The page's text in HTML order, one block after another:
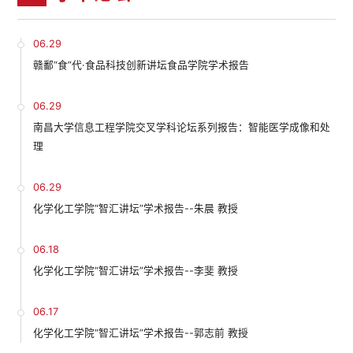
06.29
赣鄱“食”代·食品科技创新讲坛食品学院学术报告
06.29
南昌大学信息工程学院交叉学科论坛系列报告：智能医学成像和处
理
06.29
化学化工学院“智汇讲坛”学术报告--朱晨 教授
06.18
化学化工学院“智汇讲坛”学术报告--李斐 教授
06.17
化学化工学院“智汇讲坛”学术报告--郭志前 教授